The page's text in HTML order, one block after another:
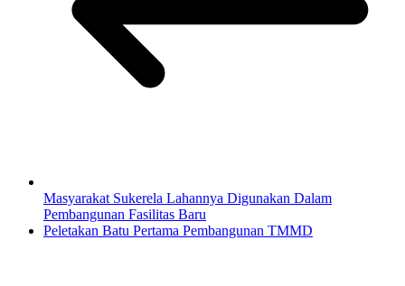
Masyarakat Sukerela Lahannya Digunakan Dalam
Pembangunan Fasilitas Baru
Peletakan Batu Pertama Pembangunan TMMD